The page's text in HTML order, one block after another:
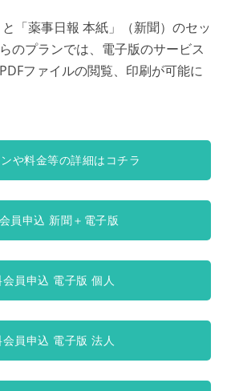
と「薬事日報 本紙」（新聞）のセッ
のプランでは、電子版のサービス
ファイルの閲覧、印刷が可能に
や料金等の詳細はコチラ
員申込 新聞＋電子版
会員申込 電子版 個人
会員申込 電子版 法人